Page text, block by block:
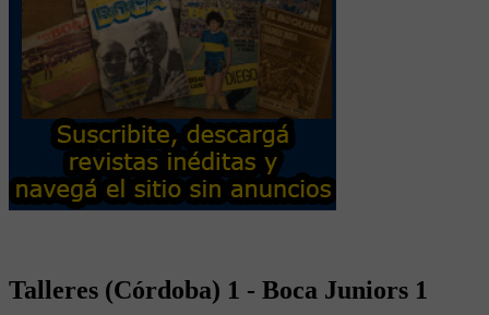
Talleres (Córdoba) 1 - Boca Juniors 1